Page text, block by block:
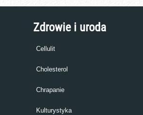
Zdrowie i uroda
Cellulit
Cholesterol
Chrapanie
Kulturystyka